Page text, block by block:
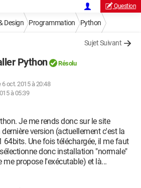
Question
Design Programmation Python
Sujet Suivant
Python Résolu
oct. 2015 à 20:48
à 05:39
Je me rends donc sur le site
version (actuellement c'est la
64bits. Une fois téléchargée, il me faut
donc installation "normale"
me propose l'exécutable) et là...